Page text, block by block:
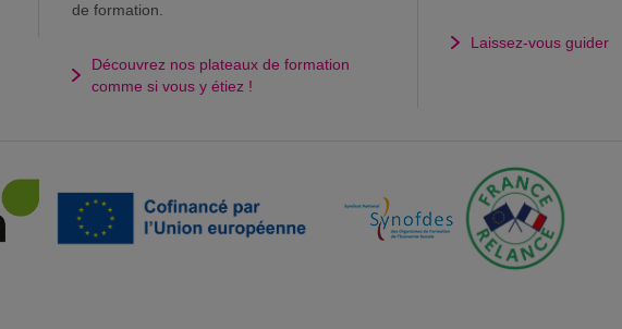
de formation.
Découvrez nos plateaux de formation
comme si vous y étiez !
Laissez-vous guider